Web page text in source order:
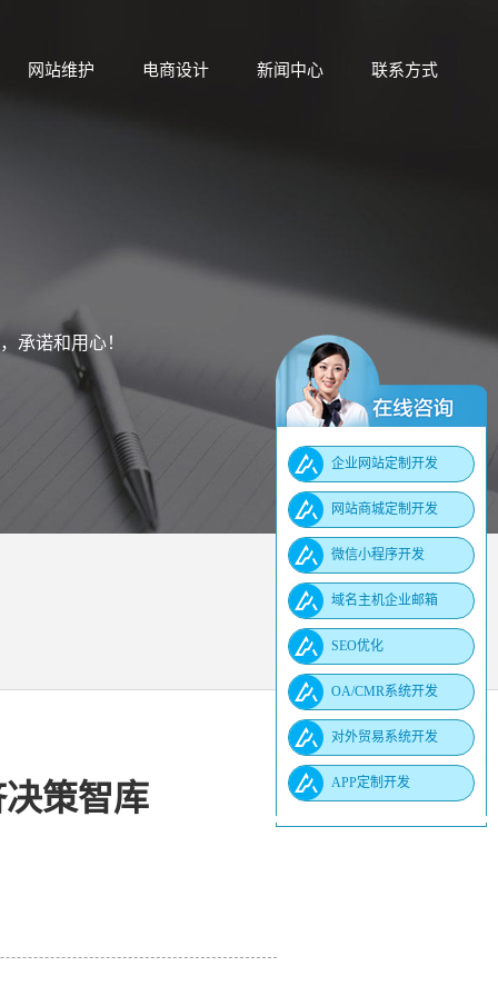
网站维护 电商设计 新闻中心 联系方式
承诺和用心！
策智库
企业网站定制开发
网站商城定制开发
微信小程序开发
域名主机企业邮箱
SEO优化
OA/CMR系统开发
对外贸易系统开发
APP定制开发